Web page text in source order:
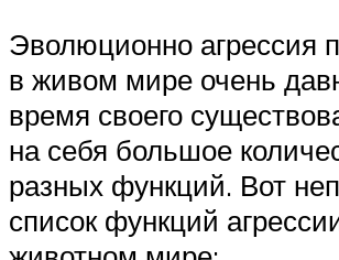
Эволюционно агрессия
в живом мире очень
время своего
на себя большое
разных функций. Вот
список функций